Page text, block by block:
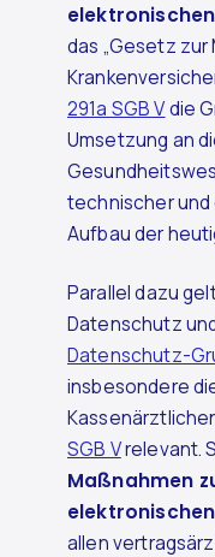
das „Gesetz
291a SGB Vdie
Umsetzung an
technischer
Aufbau der
Parallel dazu
Datenschutz
Datenschutz-
insbesondere
SGB Vrelevant.
Maßnahmen
allen